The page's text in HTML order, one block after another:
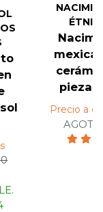
piezas
Precio a